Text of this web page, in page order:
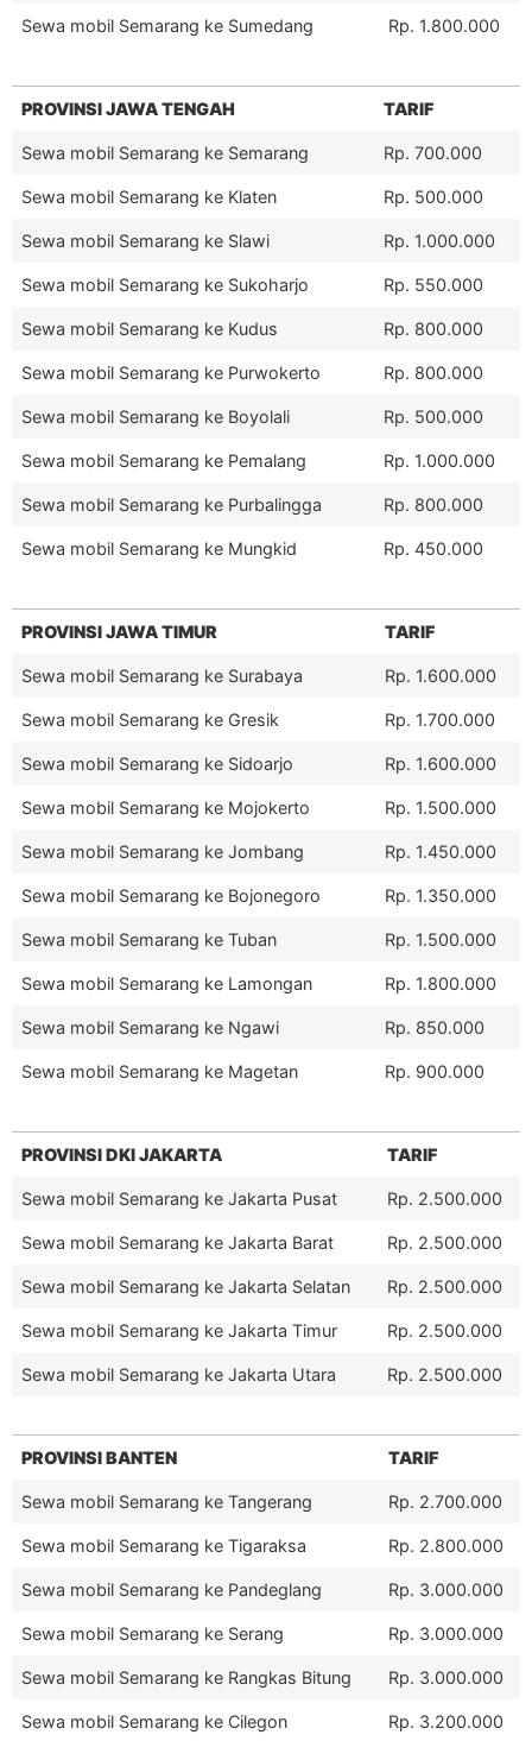
Sewa mobil Semarang ke Sumedang Rp. 1.800.000
PROVINSI JAWA TENGAH TARIF
Sewa mobil Semarang ke Semarang Rp. 700.000
Sewa mobil Semarang ke Klaten Rp. 500.000
Sewa mobil Semarang ke Slawi Rp. 1.000.000
Sewa mobil Semarang ke Sukoharjo Rp. 550.000
Sewa mobil Semarang ke Kudus Rp. 800.000
Sewa mobil Semarang ke Purwokerto Rp. 800.000
Sewa mobil Semarang ke Boyolali Rp. 500.000
Sewa mobil Semarang ke Pemalang Rp. 1.000.000
Sewa mobil Semarang ke Purbalingga Rp. 800.000
Sewa mobil Semarang ke Mungkid Rp. 450.000
PROVINSI JAWA TIMUR TARIF
Sewa mobil Semarang ke Surabaya Rp. 1.600.000
Sewa mobil Semarang ke Gresik Rp. 1.700.000
Sewa mobil Semarang ke Sidoarjo Rp. 1.600.000
Sewa mobil Semarang ke Mojokerto Rp. 1.500.000
Sewa mobil Semarang ke Jombang Rp. 1.450.000
Sewa mobil Semarang ke Bojonegoro Rp. 1.350.000
Sewa mobil Semarang ke Tuban Rp. 1.500.000
Sewa mobil Semarang ke Lamongan Rp. 1.800.000
Sewa mobil Semarang ke Ngawi Rp. 850.000
Sewa mobil Semarang ke Magetan Rp. 900.000
PROVINSI DKI JAKARTA TARIF
Sewa mobil Semarang ke Jakarta Pusat Rp. 2.500.000
Sewa mobil Semarang ke Jakarta Barat Rp. 2.500.000
Sewa mobil Semarang ke Jakarta Selatan Rp. 2.500.000
Sewa mobil Semarang ke Jakarta Timur Rp. 2.500.000
Sewa mobil Semarang ke Jakarta Utara Rp. 2.500.000
PROVINSI BANTEN TARIF
Sewa mobil Semarang ke Tangerang Rp. 2.700.000
Sewa mobil Semarang ke Tigaraksa Rp. 2.800.000
Sewa mobil Semarang ke Pandeglang Rp. 3.000.000
Sewa mobil Semarang ke Serang Rp. 3.000.000
Sewa mobil Semarang ke Rangkas Bitung Rp. 3.000.000
Sewa mobil Semarang ke Cilegon Rp. 3.200.000